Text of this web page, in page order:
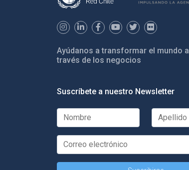
Ayúdanos a transformar el mundo a
través de los negocios
Suscríbete a nuestro Newsletter